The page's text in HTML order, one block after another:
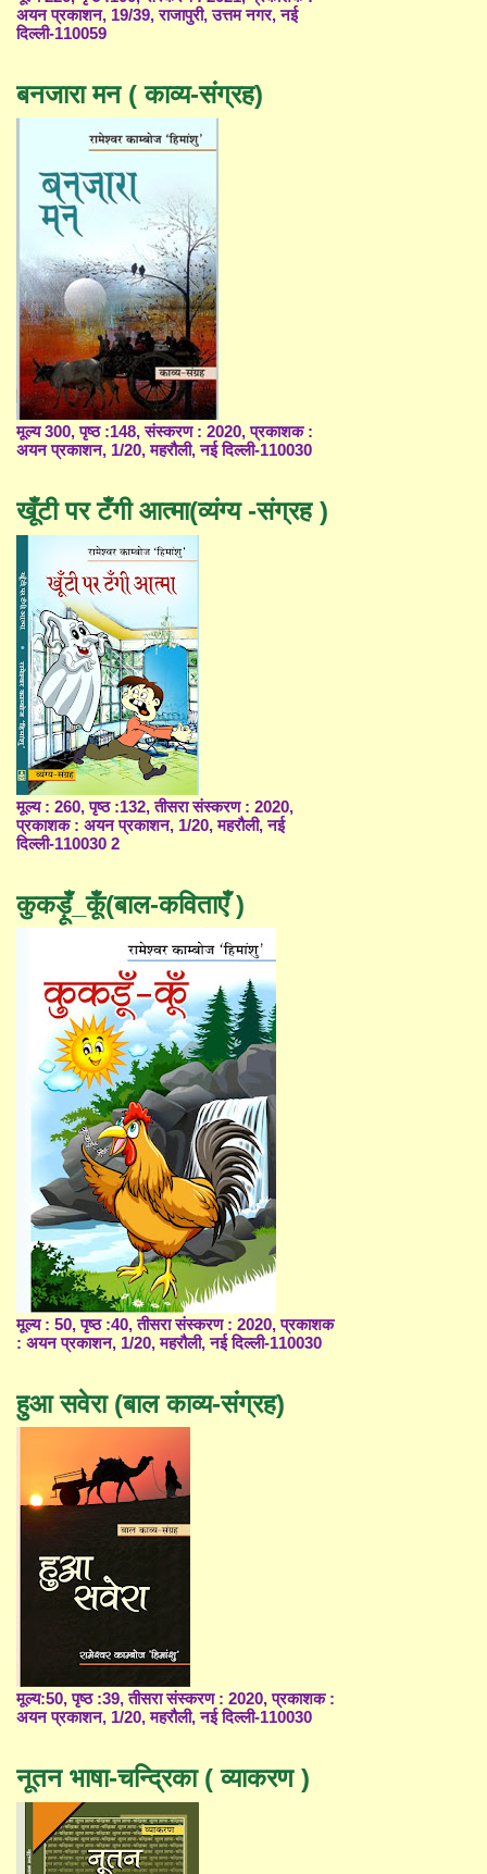
अयन प्रकाशन, 19/39, राजापुरी, उत्तम नगर, नई
दिल्ली-110059
बनजारा मन ( काव्य-संग्रह)
मूल्य 300, पृष्ठ :148, संस्करण : 2020, प्रकाशक :
अयन प्रकाशन, 1/20, महरौली, नई दिल्ली-110030
खूँटी पर टँगी आत्मा(व्यंग्य -संग्रह )
मूल्य : 260, पृष्ठ :132, तीसरा संस्करण : 2020,
प्रकाशक : अयन प्रकाशन, 1/20, महरौली, नई
दिल्ली-110030 2
कुकड़ूँ_कूँ(बाल-कविताएँ )
मूल्य : 50, पृष्ठ :40, तीसरा संस्करण : 2020, प्रकाशक
: अयन प्रकाशन, 1/20, महरौली, नई दिल्ली-110030
हुआ सवेरा (बाल काव्य-संग्रह)
मूल्य:50, पृष्ठ :39, तीसरा संस्करण : 2020, प्रकाशक :
अयन प्रकाशन, 1/20, महरौली, नई दिल्ली-110030
नूतन भाषा-चन्द्रिका ( व्याकरण )